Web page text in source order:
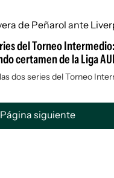
del Torneo
certamen de la Liga
dos series del Torneo
Página siguiente